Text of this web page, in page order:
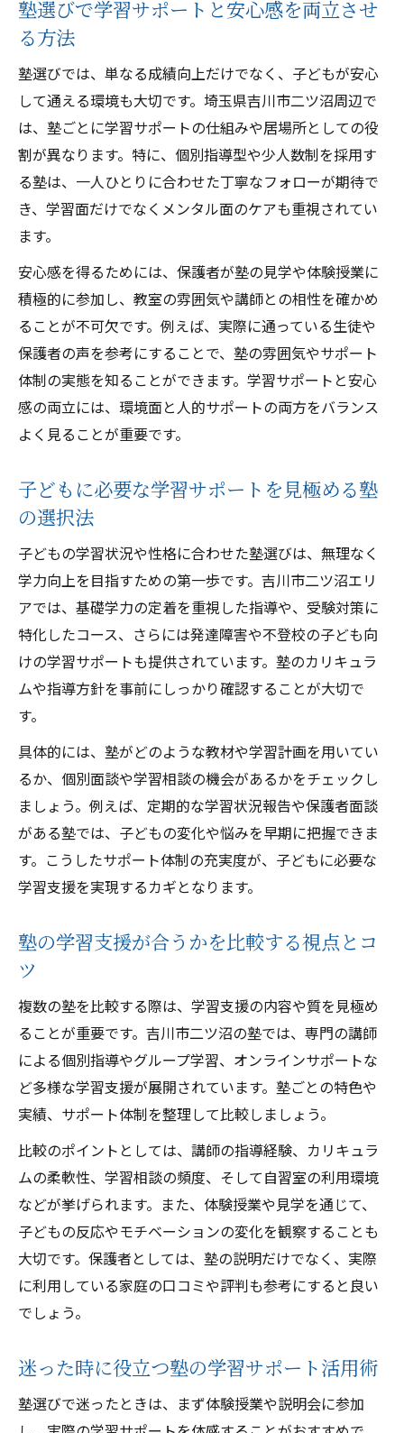
塾選びで学習サポートと安心感を両立させ
る方法
塾選びでは、単なる成績向上だけでなく、子どもが安心
して通える環境も大切です。埼玉県吉川市二ツ沼周辺で
は、塾ごとに学習サポートの仕組みや居場所としての役
割が異なります。特に、個別指導型や少人数制を採用す
る塾は、一人ひとりに合わせた丁寧なフォローが期待で
き、学習面だけでなくメンタル面のケアも重視されてい
ます。
安心感を得るためには、保護者が塾の見学や体験授業に
積極的に参加し、教室の雰囲気や講師との相性を確かめ
ることが不可欠です。例えば、実際に通っている生徒や
保護者の声を参考にすることで、塾の雰囲気やサポート
体制の実態を知ることができます。学習サポートと安心
感の両立には、環境面と人的サポートの両方をバランス
よく見ることが重要です。
子どもに必要な学習サポートを見極める塾
の選択法
子どもの学習状況や性格に合わせた塾選びは、無理なく
学力向上を目指すための第一歩です。吉川市二ツ沼エリ
アでは、基礎学力の定着を重視した指導や、受験対策に
特化したコース、さらには発達障害や不登校の子ども向
けの学習サポートも提供されています。塾のカリキュラ
ムや指導方針を事前にしっかり確認することが大切で
す。
具体的には、塾がどのような教材や学習計画を用いてい
るか、個別面談や学習相談の機会があるかをチェックし
ましょう。例えば、定期的な学習状況報告や保護者面談
がある塾では、子どもの変化や悩みを早期に把握できま
す。こうしたサポート体制の充実度が、子どもに必要な
学習支援を実現するカギとなります。
塾の学習支援が合うかを比較する視点とコ
ツ
複数の塾を比較する際は、学習支援の内容や質を見極め
ることが重要です。吉川市二ツ沼の塾では、専門の講師
による個別指導やグループ学習、オンラインサポートな
ど多様な学習支援が展開されています。塾ごとの特色や
実績、サポート体制を整理して比較しましょう。
比較のポイントとしては、講師の指導経験、カリキュラ
ムの柔軟性、学習相談の頻度、そして自習室の利用環境
などが挙げられます。また、体験授業や見学を通じて、
子どもの反応やモチベーションの変化を観察することも
大切です。保護者としては、塾の説明だけでなく、実際
に利用している家庭の口コミや評判も参考にすると良い
でしょう。
迷った時に役立つ塾の学習サポート活用術
塾選びで迷ったときは、まず体験授業や説明会に参加